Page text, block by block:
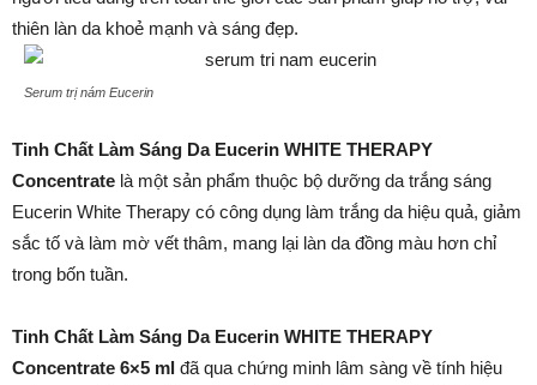
thiên làn da khoẻ mạnh và sáng đẹp.
Serum trị nám Eucerin
Tinh Chất Làm Sáng Da Eucerin WHITE THERAPY
Concentrate là một sản phẩm thuộc bộ dưỡng da trắng sáng
Eucerin White Therapy có công dụng làm trắng da hiệu quả, giảm
sắc tố và làm mờ vết thâm, mang lại làn da đồng màu hơn chỉ
trong bốn tuần.
Tinh Chất Làm Sáng Da Eucerin WHITE THERAPY
Concentrate 6×5 ml đã qua chứng minh lâm sàng về tính hiệu